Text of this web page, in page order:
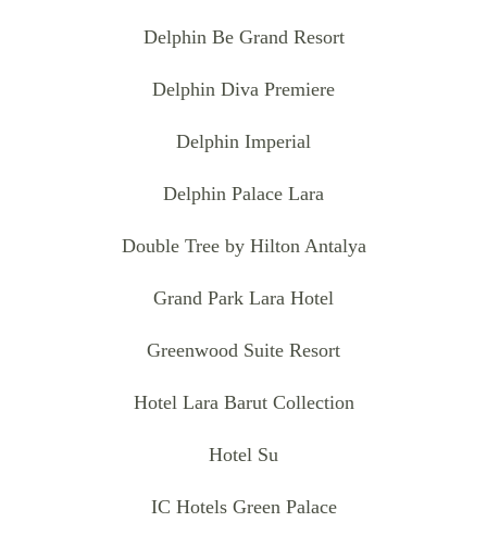
Delphin Be Grand Resort
Delphin Diva Premiere
Delphin Imperial
Delphin Palace Lara
Double Tree by Hilton Antalya
Grand Park Lara Hotel
Greenwood Suite Resort
Hotel Lara Barut Collection
Hotel Su
IC Hotels Green Palace